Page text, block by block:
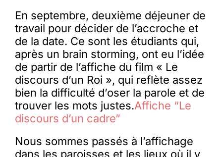
En septembre, deuxième déjeuner de
travail pour décider de l’accroche et
de la date. Ce sont les étudiants qui,
après un brain storming, ont eu l’idée
de partir de l’affiche du film « Le
discours d’un Roi », qui reflète assez
bien la difficulté d’oser la parole et de
trouver les mots justes.Affiche “Le
discours d’un cadre”
Nous sommes passés à l’affichage
dans les paroisses et les lieux où il y